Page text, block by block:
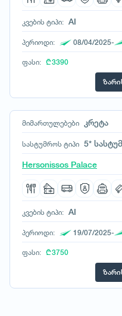
კვების ტიპი: AI
პერიოდი: 08/04/2025-
ფასი: ₾ 3390
მიმართულებები კრეტა
სასტუმროს ტიპი 5*
Hersonissos Palace
კვების ტიპი: AI
პერიოდი: 19/07/2025-
ფასი: ₾ 3750